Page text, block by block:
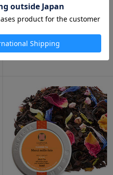
ホワイトサングリア 50g 缶入
1,210円